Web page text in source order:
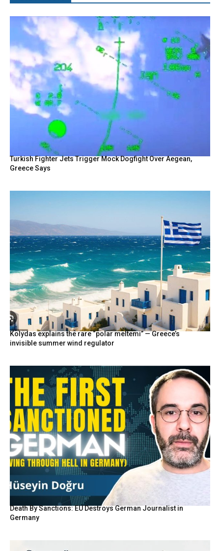
Turkish Fighter Jets Trigger Mock Dogfight Over Aegean,
Greece Says
Kolydas explains the rare “polar meltemi” — Greece’s
invisible summer wind regulator
Death By Sanctions: EU Destroys German Journalist in
Germany